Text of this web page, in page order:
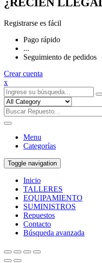
Registrarse es fácil
Pago rápido
...
Seguimiento de pedidos
Crear cuenta
x
Menu
Categorías
Toggle navigation
Inicio
TALLERES
EQUIPAMIENTO
SUMINISTROS
Repuestos
Contacto
Búsqueda avanzada